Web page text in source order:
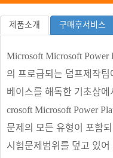
제품소개 구매후서비스
Microsoft Microsoft Power
의 프로급되는 덤프제작
베이스를 해독한 기초상
crosoft Microsoft Power
문제의 모든 유형이 포함
시험문제범위를 덮고 있